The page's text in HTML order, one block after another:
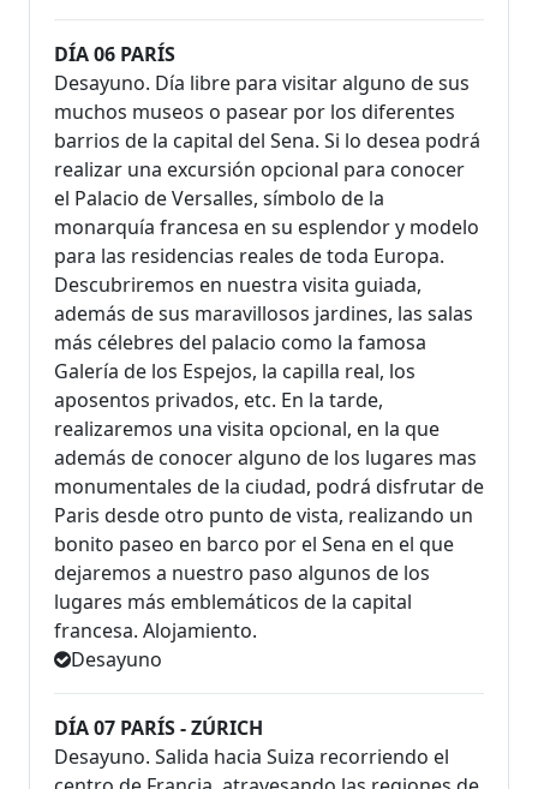
DÍA 06 PARÍS
Desayuno. Día libre para visitar alguno de sus
muchos museos o pasear por los diferentes
barrios de la capital del Sena. Si lo desea podrá
realizar una excursión opcional para conocer
el Palacio de Versalles, símbolo de la
monarquía francesa en su esplendor y modelo
para las residencias reales de toda Europa.
Descubriremos en nuestra visita guiada,
además de sus maravillosos jardines, las salas
más célebres del palacio como la famosa
Galería de los Espejos, la capilla real, los
aposentos privados, etc. En la tarde,
realizaremos una visita opcional, en la que
además de conocer alguno de los lugares mas
monumentales de la ciudad, podrá disfrutar de
Paris desde otro punto de vista, realizando un
bonito paseo en barco por el Sena en el que
dejaremos a nuestro paso algunos de los
lugares más emblemáticos de la capital
francesa. Alojamiento.
Desayuno
DÍA 07 PARÍS - ZÚRICH
Desayuno. Salida hacia Suiza recorriendo el